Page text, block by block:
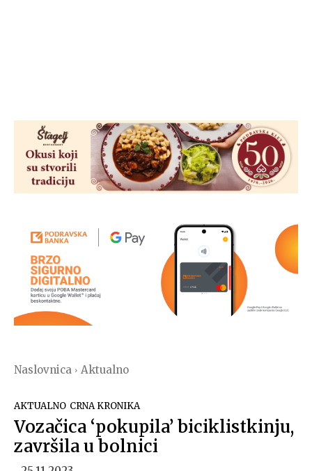
Naslovnica Aktualno
AKTUALNO CRNA KRONIKA
Vozačica ‘pokupila’ biciklistkinju,
završila u bolnici